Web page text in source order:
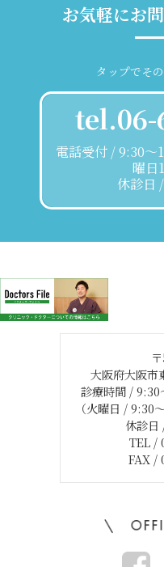
お気軽にお
タップでそ
tel.06-
電話受付 / 9:30～
曜日
休診日
大阪府大阪市
診療時間 / 9:30
（火曜日 / 9:30
休診日
TEL /
FAX /